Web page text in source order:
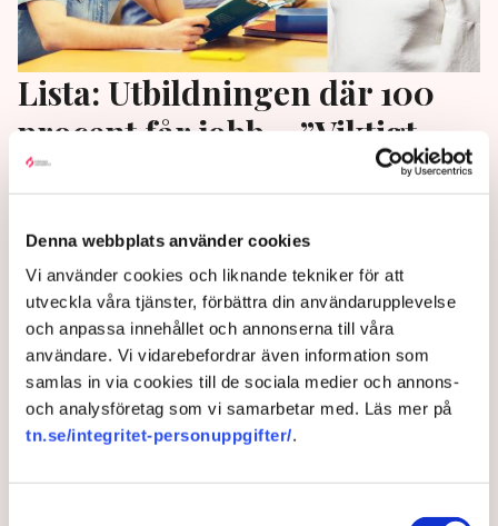
Denna webbplats använder cookies
Vi använder cookies och liknande tekniker för att
utveckla våra tjänster, förbättra din användarupplevelse
och anpassa innehållet och annonserna till våra
användare. Vi vidarebefordrar även information som
samlas in via cookies till de sociala medier och annons-
och analysföretag som vi samarbetar med. Läs mer på
tn.se/integritet-personuppgifter/.
Lista: Utbildningen där 100
procent får jobb – ”Viktigt
göra medvetna val”
personal har arbetslösheten bland akademiker nått
rekordnivåer. En ny rapport visar på stora skillnader i
arbetsmarknadsetablering beroende på val av
utbildning. ”Det är en obalans mellan högre
utbildning och arbetsmarknadens behov”, säger
Ulrika Wallén på Svenskt Näringsliv till TN.
10 months ago | Av: Karin Myrén